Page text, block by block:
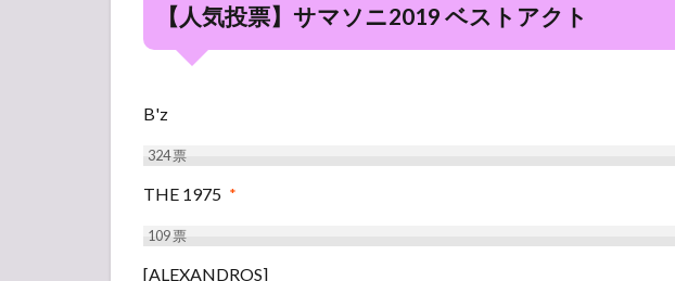
【人気投票】サマソニ2019 ベストアクト
B'z
324票
THE 1975 *
109票
[ALEXANDROS]